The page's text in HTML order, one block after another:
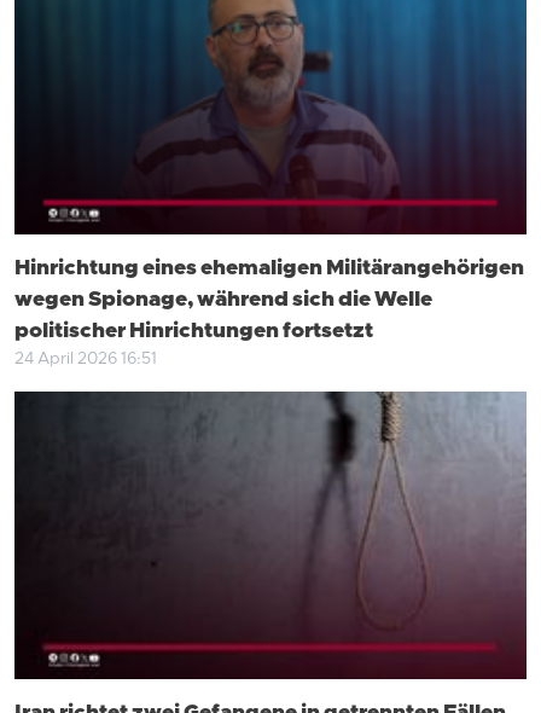
Hinrichtung eines ehemaligen Militärangehörigen
wegen Spionage, während sich die Welle
politischer Hinrichtungen fortsetzt
24 April 2026 16:51